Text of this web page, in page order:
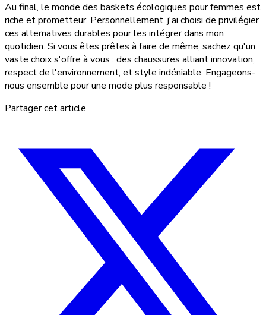
Au final, le monde des baskets écologiques pour femmes est
riche et prometteur. Personnellement, j'ai choisi de privilégier
ces alternatives durables pour les intégrer dans mon
quotidien. Si vous êtes prêtes à faire de même, sachez qu'un
vaste choix s'offre à vous : des chaussures alliant innovation,
respect de l'environnement, et style indéniable. Engageons-
nous ensemble pour une mode plus responsable !
Partager cet article